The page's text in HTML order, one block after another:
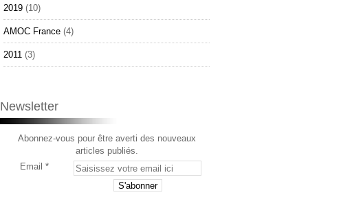
2019 (10)
AMOC France (4)
2011 (3)
Newsletter
Abonnez-vous pour être averti des nouveaux
articles publiés.
Email